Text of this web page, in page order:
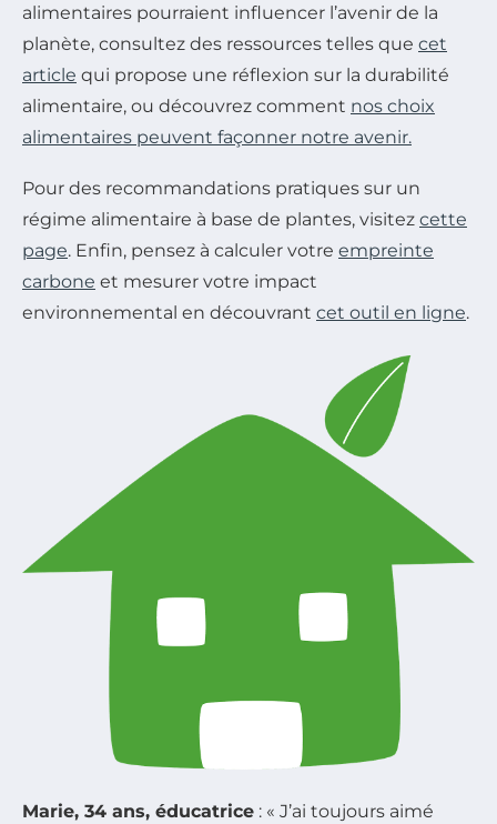
alimentaires pourraient influencer l’avenir de la
planète, consultez des ressources telles que cet
article qui propose une réflexion sur la durabilité
alimentaire, ou découvrez comment nos choix
alimentaires peuvent façonner notre avenir.
Pour des recommandations pratiques sur un
régime alimentaire à base de plantes, visitez cette
page. Enfin, pensez à calculer votre empreinte
carbone et mesurer votre impact
environnemental en découvrant cet outil en ligne.
Marie, 34 ans, éducatrice : « J’ai toujours aimé